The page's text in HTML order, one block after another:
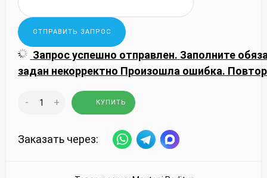
Запрос успешно отправлен. Заполните
задан некорректно Произошла ошибка.
- + КУПИТЬ
Заказать через: